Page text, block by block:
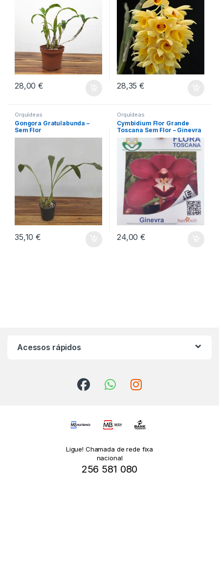
28,00€ 28,35€
Orquídeas
Gongora Gratulabunda –
Sem Flor
35,10€
Orquídeas
Cymbidium Flor Grande
Toscana Sem Flor – Ginevra
24,00€
Acessos rápidos
Ligue! Chamada de rede fixa
nacional
256 581 080